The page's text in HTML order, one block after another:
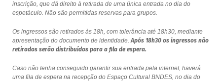
inscrição, que dá direito à retirada de uma única entrada no dia do
espetáculo. Não são permitidas reservas para grupos.
Os ingressos são retirados às 18h, com tolerância até 18h30, mediante
apresentação do documento de identidade.Após 18h30 os ingressos não
retirados serão distribuídos para a fila de espera.
Caso não tenha conseguido garantir sua entrada pela internet, haverá
uma fila de espera na recepção do Espaço Cultural BNDES, no dia do